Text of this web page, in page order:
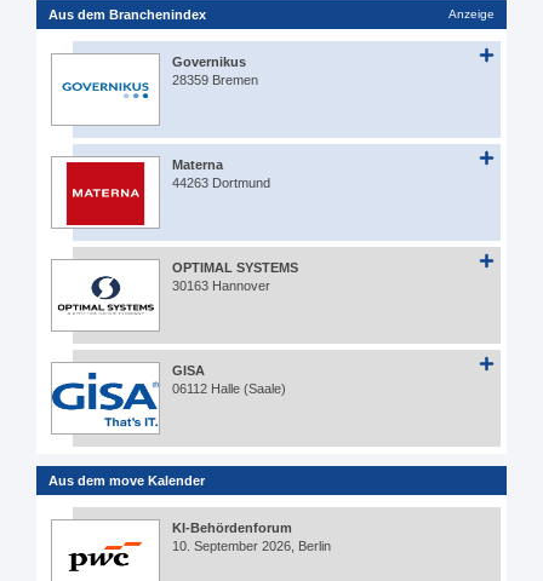
Aus dem Branchenindex Anzeige
Governikus
28359 Bremen
Materna
44263 Dortmund
OPTIMAL SYSTEMS
30163 Hannover
GISA
06112 Halle (Saale)
Aus dem move Kalender
KI-Behördenforum
10. September 2026, Berlin